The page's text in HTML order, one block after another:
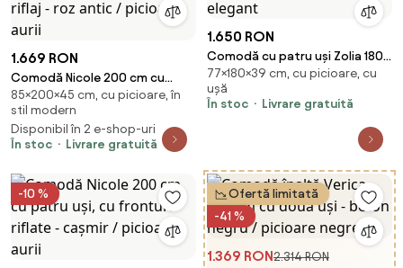
1.669 RON
Comodă Nicole 200 cm cu
patru uși, fronturi cu riflaj - roz
antic / picioare aurii
85×200×45 cm, cu picioare, în
stil modern
Disponibil în 2 e-shop-uri
În stoc
Livrare gratuită
1.650 RON
Comodă cu patru uși Zolia 180
cm pe plintă - nuc elegant
77×180×39 cm, cu picioare, cu
ușă
În stoc
Livrare gratuită
-10 %
Ofertă limitată
-41 %
1.369 RON2.314 RON